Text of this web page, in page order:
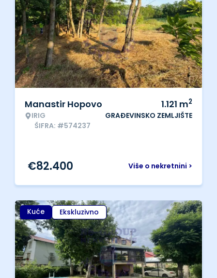
Manastir Hopovo
IRIG
ŠIFRA: #574237
1.121 m2
GRAĐEVINSKO ZEMLJIŠTE
Više o nekretnini >
€82.400
Kuće Ekskluzivno